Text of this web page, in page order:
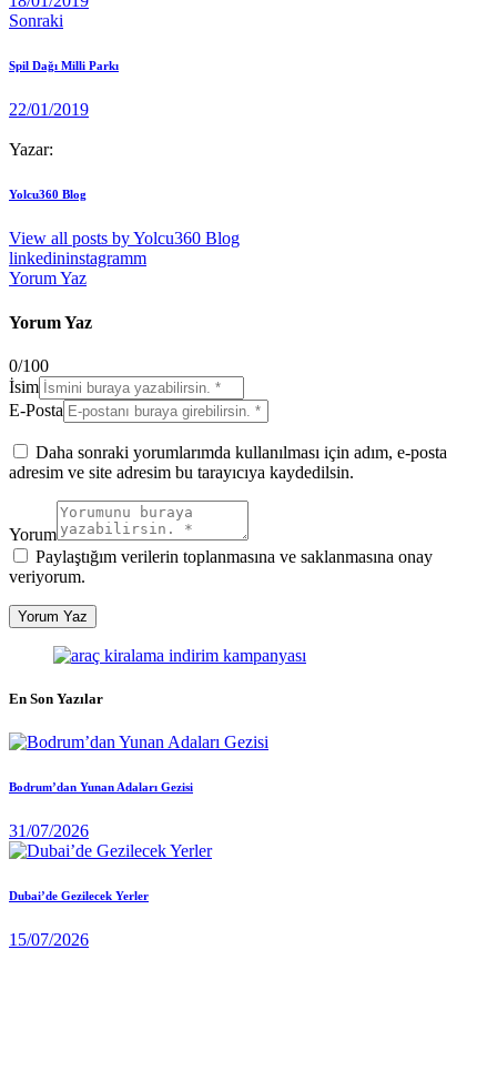
Sonraki
Spil Dağı Milli Parkı
22/01/2019
Yazar:
Yolcu360 Blog
View all posts byYolcu360 Blog
linkedininstagramm
Yorum Yaz
Yorum Yaz
0/100
İsim
E-Posta
Daha sonraki yorumlarımda kullanılması için adım, e-posta
adresim ve site adresim bu tarayıcıya kaydedilsin.
Yorum
Paylaştığım verilerin toplanmasına ve saklanmasına onay
veriyorum.
En Son Yazılar
Bodrum’dan Yunan Adaları Gezisi
31/07/2026
Dubai’de Gezilecek Yerler
15/07/2026